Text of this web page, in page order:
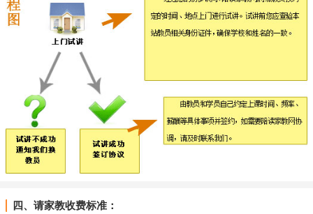
四、请家教收费标准：